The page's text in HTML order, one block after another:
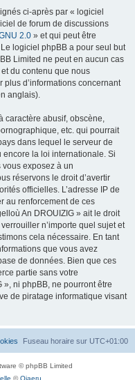
ci-après par « logiciel
de forum de discussions
2.0 » et qui peut être
logiciel phpBB a pour seul but
Limited ne peut en aucun cas
du contenu que nous
plus d’informations concernant
anglais).
caractère abusif, obscène,
etc. qui pourrait
dans lequel le serveur de
encore la loi internationale. Si
exposez à un
réservons le droit d’avertir
officielles. L’adresse IP de
au renforcement de ces
An DROUIZIG » ait le droit
n’importe quel sujet et
cela nécessaire. En tant
que vous avez
de données. Bien que ces
partie sans votre
», ni phpBB, ne pourront être
de piratage informatique visant
Fuseau horaire sur UTC+01:00
© phpBB Limited
©Qiaeru